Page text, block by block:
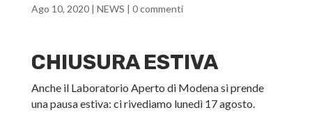
Ago 10, 2020| NEWS | 0 commenti
CHIUSURA ESTIVA
Anche il Laboratorio Aperto di Modena si prende
una pausa estiva: ci rivediamo lunedì 17 agosto.